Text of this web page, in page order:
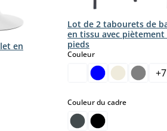
en
Lot de 2 tabourets de
en tissu avec
pieds
Couleurselect
+7
Couleur du cadreselect